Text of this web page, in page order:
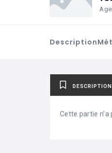
Description
DESCRIPTION
Cette partie